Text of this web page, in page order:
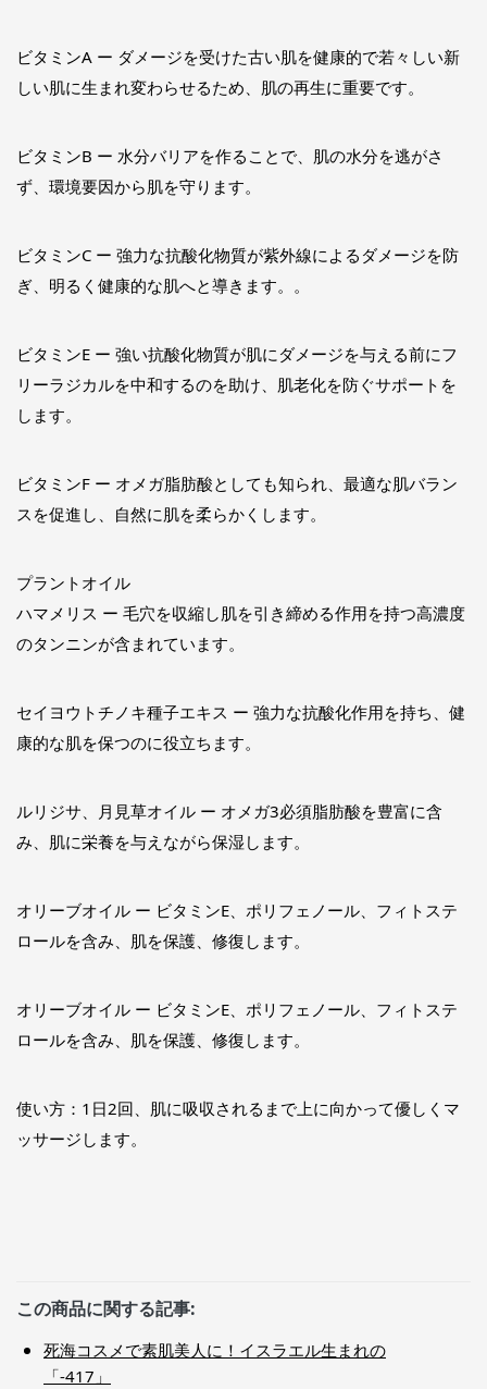
ビタミンA ー ダメージを受けた古い肌を健康的で若々しい新
しい肌に生まれ変わらせるため、肌の再生に重要です。
ビタミンB ー 水分バリアを作ることで、肌の水分を逃がさ
ず、環境要因から肌を守ります。
ビタミンC ー 強力な抗酸化物質が紫外線によるダメージを防
ぎ、明るく健康的な肌へと導きます。。
ビタミンE ー 強い抗酸化物質が肌にダメージを与える前にフ
リーラジカルを中和するのを助け、肌老化を防ぐサポートを
します。
ビタミンF ー オメガ脂肪酸としても知られ、最適な肌バラン
スを促進し、自然に肌を柔らかくします。
プラントオイル
ハマメリス ー 毛穴を収縮し肌を引き締める作用を持つ高濃度
のタンニンが含まれています。
セイヨウトチノキ種子エキス ー 強力な抗酸化作用を持ち、健
康的な肌を保つのに役立ちます。
ルリジサ、月見草オイル ー オメガ3必須脂肪酸を豊富に含
み、肌に栄養を与えながら保湿します。
オリーブオイル ー ビタミンE、ポリフェノール、フィトステ
ロールを含み、肌を保護、修復します。
オリーブオイル ー ビタミンE、ポリフェノール、フィトステ
ロールを含み、肌を保護、修復します。
使い方：1日2回、肌に吸収されるまで上に向かって優しくマ
ッサージします。
この商品に関する記事:
死海コスメで素肌美人に！イスラエル生まれの
「-417」